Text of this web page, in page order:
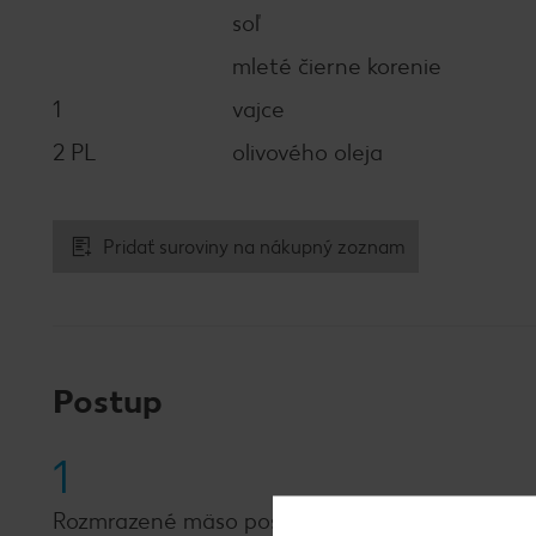
soľ
mleté čierne korenie
1
vajce
2 PL
olivového oleja
Pridať suroviny na nákupný zoznam
Postup
1
Rozmrazené mäso posypeme soľou, korením,